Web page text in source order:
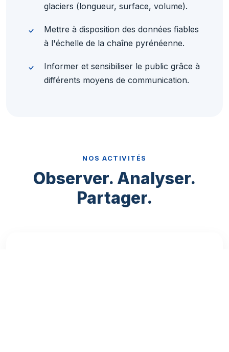
glaciers (longueur, surface, volume).
Mettre à disposition des données fiables
à l'échelle de la chaîne pyrénéenne.
Informer et sensibiliser le public grâce à
différents moyens de communication.
NOS ACTIVITÉS
Observer. Analyser.
Partager.